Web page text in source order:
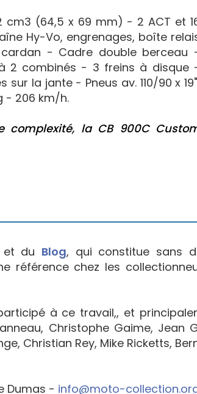
(64,5 x 69 mm) - 2 ACT et
Hy-Vo, engrenages, boîte
- Cadre double berceau
2 combinés - 3 freins à disque
la jante - Pneus av. 110/90 x
- 206 km/h.
complexité, la CB 900C
et du Blog, qui constitue sans
référence chez les
à ce travail,, et
Christophe Gaime, Jean
Christian Rey, Mike Ricketts,
Dumas - info@moto-